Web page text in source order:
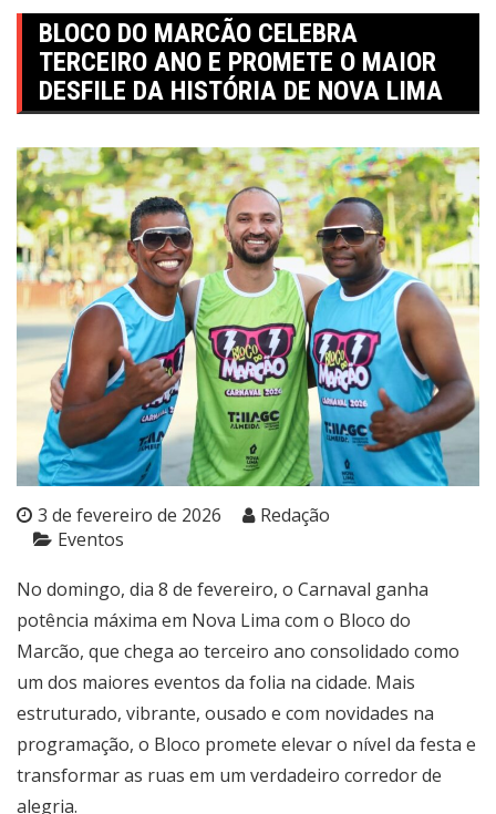
BLOCO DO MARCÃO CELEBRA
TERCEIRO ANO E PROMETE O MAIOR
DESFILE DA HISTÓRIA DE NOVA LIMA
3 de fevereiro de 2026
Redação
Eventos
No domingo, dia 8 de fevereiro, o Carnaval ganha
potência máxima em Nova Lima com o Bloco do
Marcão, que chega ao terceiro ano consolidado como
um dos maiores eventos da folia na cidade. Mais
estruturado, vibrante, ousado e com novidades na
programação, o Bloco promete elevar o nível da festa e
transformar as ruas em um verdadeiro corredor de
alegria.